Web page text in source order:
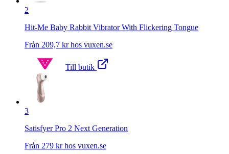
2
Hit-Me Baby Rabbit Vibrator With Flickering Tongue
Från 209,7 kr hos vuxen.se
Till butik
3
Satisfyer Pro 2 Next Generation
Från 279 kr hos vuxen.se